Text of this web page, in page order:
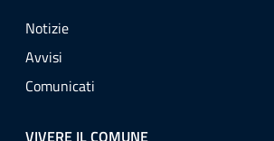
Notizie
Avvisi
Comunicati
VIVERE IL COMUNE